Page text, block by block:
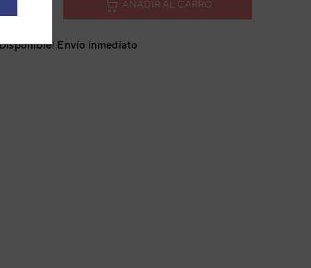
AÑADIR AL CARRO
Envío inmediato